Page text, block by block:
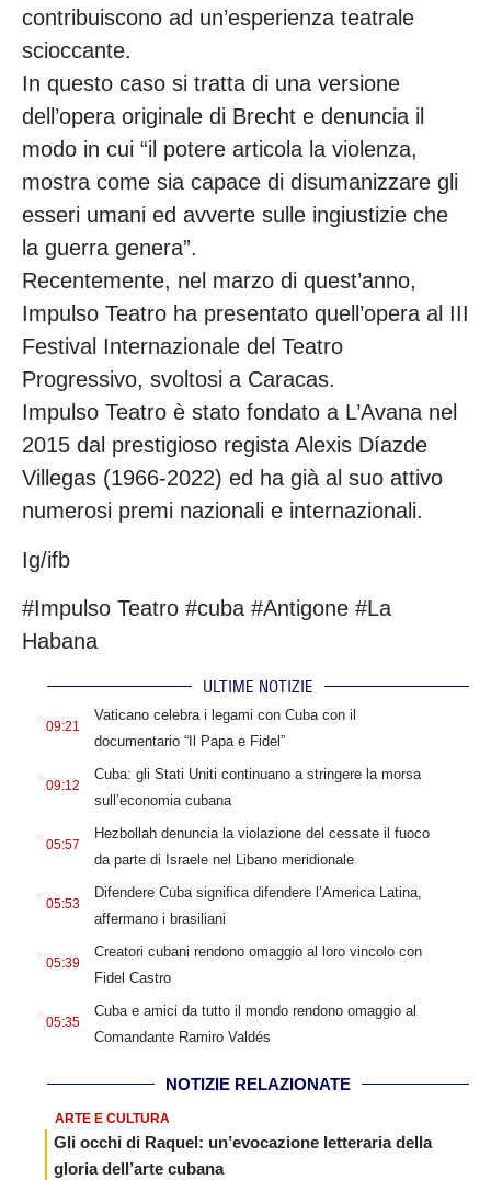
contribuiscono ad un’esperienza teatrale
scioccante.
In questo caso si tratta di una versione
dell’opera originale di Brecht e denuncia il
modo in cui “il potere articola la violenza,
mostra come sia capace di disumanizzare gli
esseri umani ed avverte sulle ingiustizie che
la guerra genera”.
Recentemente, nel marzo di quest’anno,
Impulso Teatro ha presentato quell’opera al III
Festival Internazionale del Teatro
Progressivo, svoltosi a Caracas.
Impulso Teatro è stato fondato a L’Avana nel
2015 dal prestigioso regista Alexis Díazde
Villegas (1966-2022) ed ha già al suo attivo
numerosi premi nazionali e internazionali.
Ig/ifb
#Impulso Teatro #cuba #Antigone #La
Habana
ULTIME NOTIZIE
09:21
Vaticano celebra i legami con Cuba con il
documentario “Il Papa e Fidel”
09:12
Cuba: gli Stati Uniti continuano a stringere la morsa
sull’economia cubana
05:57
Hezbollah denuncia la violazione del cessate il fuoco
da parte di Israele nel Libano meridionale
05:53
Difendere Cuba significa difendere l’America Latina,
affermano i brasiliani
05:39
Creatori cubani rendono omaggio al loro vincolo con
Fidel Castro
05:35
Cuba e amici da tutto il mondo rendono omaggio al
Comandante Ramiro Valdés
NOTIZIE RELAZIONATE
ARTE E CULTURA
Gli occhi di Raquel: un’evocazione letteraria della
gloria dell’arte cubana